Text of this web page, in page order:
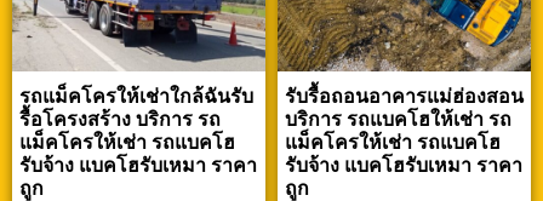
รถแม็คโครให้เช่าใกล้ฉันรับ
รื้อโครงสร้าง บริการ รถ
แม็คโครให้เช่า รถแบคโฮ
รับจ้าง แบคโฮรับเหมา ราคา
ถูก
รับรื้อถอนอาคารแม่ฮ่องสอน
บริการ รถแบคโฮให้เช่า รถ
แม็คโครให้เช่า รถแบคโฮ
รับจ้าง แบคโฮรับเหมา ราคา
ถูก